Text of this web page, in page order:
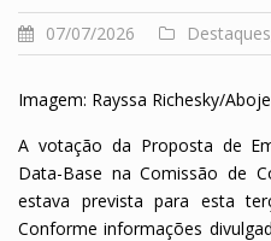
07/07/2026 Destaques
Imagem: Rayssa Richesky/
A votação da Proposta de
Data-Base na Comissão de
estava prevista para esta
Conforme informações